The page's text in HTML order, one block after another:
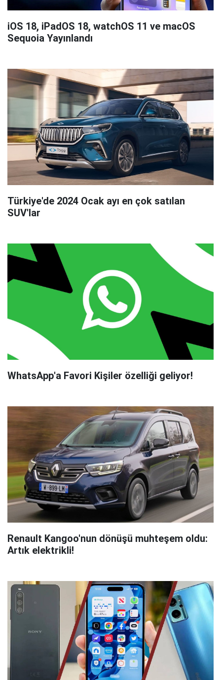
iOS 18, iPadOS 18, watchOS 11 ve macOS
Sequoia Yayınlandı
Türkiye'de 2024 Ocak ayı en çok satılan
SUV'lar
WhatsApp'a Favori Kişiler özelliği geliyor!
Renault Kangoo'nun dönüşü muhteşem oldu:
Artık elektrikli!